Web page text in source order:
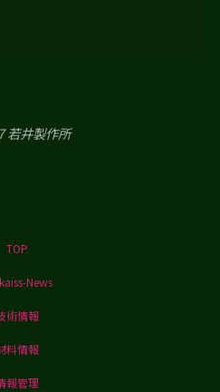
若井製作所
TOP
News
術情報
料情報
報管理